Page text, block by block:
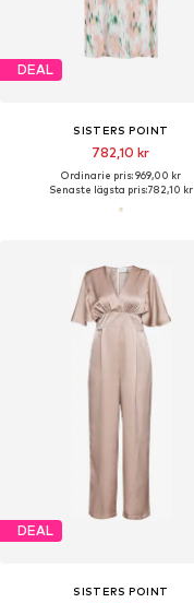
DEAL
SISTERS POINT
782,10 kr
Ordinarie pris: 969,00 kr
Senaste lägsta pris:782,10 kr
DEAL
SISTERS POINT